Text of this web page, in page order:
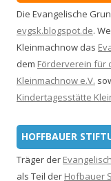
Die Evangelische
evgsk.blogspot.de.
Kleinmachnow das
dem Förderverein für
Kleinmachnow e.V.
Kindertagesstätte
HOFFBAUER
Träger der
als Teil der Hofbauer